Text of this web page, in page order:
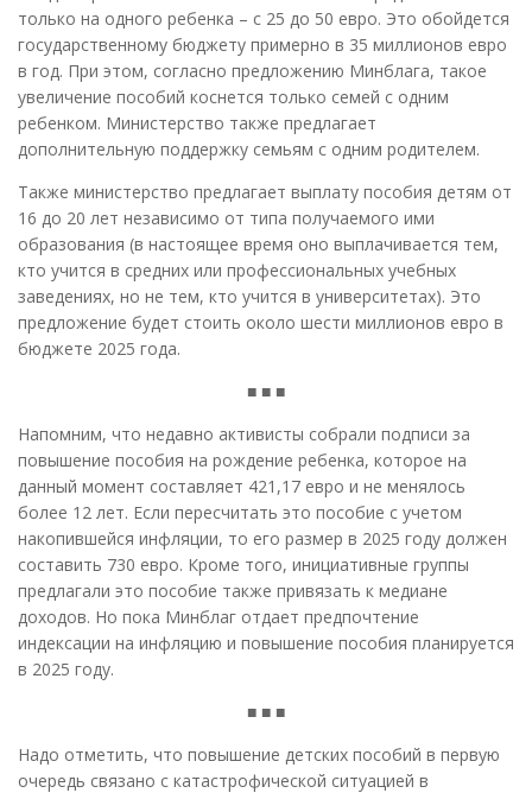
только на одного ребенка – с 25 до 50 евро. Это обойдется
государственному бюджету примерно в 35 миллионов евро
в год. При этом, согласно предложению Минблага, такое
увеличение пособий коснется только семей с одним
ребенком. Министерство также предлагает
дополнительную поддержку семьям с одним родителем.
Также министерство предлагает выплату пособия детям от
16 до 20 лет независимо от типа получаемого ими
образования (в настоящее время оно выплачивается тем,
кто учится в средних или профессиональных учебных
заведениях, но не тем, кто учится в университетах). Это
предложение будет стоить около шести миллионов евро в
бюджете 2025 года.
■ ■ ■
Напомним, что недавно активисты собрали подписи за
повышение пособия на рождение ребенка, которое на
данный момент составляет 421,17 евро и не менялось
более 12 лет. Если пересчитать это пособие с учетом
накопившейся инфляции, то его размер в 2025 году должен
составить 730 евро. Кроме того, инициативные группы
предлагали это пособие также привязать к медиане
доходов. Но пока Минблаг отдает предпочтение
индексации на инфляцию и повышение пособия планируется
в 2025 году.
■ ■ ■
Надо отметить, что повышение детских пособий в первую
очередь связано с катастрофической ситуацией в